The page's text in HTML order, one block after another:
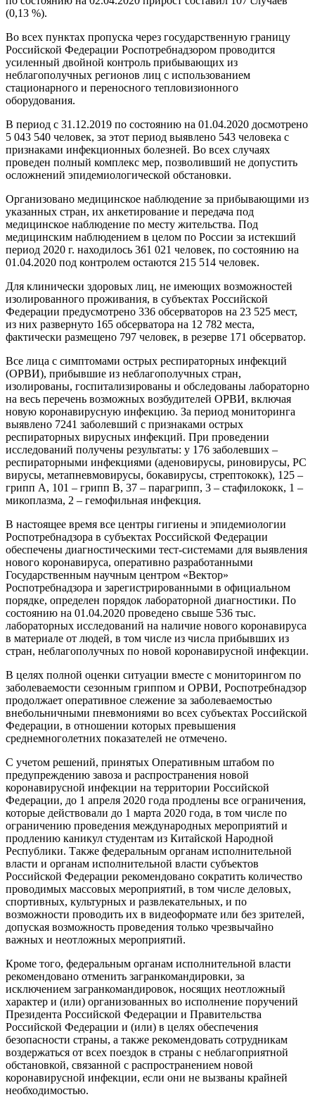
(0,13 %).
Во всех пунктах пропуска через государственную границу
Российской Федерации Роспотребнадзором проводится
усиленный двойной контроль прибывающих из
неблагополучных регионов лиц с использованием
стационарного и переносного тепловизионного
оборудования.
В период с 31.12.2019 по состоянию на 01.04.2020 досмотрено
5 043 540 человек, за этот период выявлено 543 человека с
признаками инфекционных болезней. Во всех случаях
проведен полный комплекс мер, позволивший не допустить
осложнений эпидемиологической обстановки.
Организовано медицинское наблюдение за прибывающими из
указанных стран, их анкетирование и передача под
медицинское наблюдение по месту жительства. Под
медицинским наблюдением в целом по России за истекший
период 2020 г. находилось 361 021 человек, по состоянию на
01.04.2020 под контролем остаются 215 514 человек.
Для клинически здоровых лиц, не имеющих возможностей
изолированного проживания, в субъектах Российской
Федерации предусмотрено 336 обсерваторов на 23 525 мест,
из них развернуто 165 обсерватора на 12 782 места,
фактически размещено 797 человек, в резерве 171 обсерватор.
Все лица с симптомами острых респираторных инфекций
(ОРВИ), прибывшие из неблагополучных стран,
изолированы, госпитализированы и обследованы лабораторно
на весь перечень возможных возбудителей ОРВИ, включая
новую коронавирусную инфекцию. За период мониторинга
выявлено 7241 заболевший с признаками острых
респираторных вирусных инфекций. При проведении
исследований получены результаты: у 176 заболевших –
респираторными инфекциями (аденовирусы, риновирусы, РС
вирусы, метапневмовирусы, бокавирусы, стрептококк), 125 –
грипп А, 101 – грипп В, 37 – парагрипп, 3 – стафилококк, 1 –
микоплазма, 2 – гемофильная инфекция.
В настоящее время все центры гигиены и эпидемиологии
Роспотребнадзора в субъектах Российской Федерации
обеспечены диагностическими тест-системами для выявления
нового коронавируса, оперативно разработанными
Государственным научным центром «Вектор»
Роспотребнадзора и зарегистрированными в официальном
порядке, определен порядок лабораторной диагностики. По
состоянию на 01.04.2020 проведено свыше 536 тыс.
лабораторных исследований на наличие нового коронавируса
в материале от людей, в том числе из числа прибывших из
стран, неблагополучных по новой коронавирусной инфекции.
В целях полной оценки ситуации вместе с мониторингом по
заболеваемости сезонным гриппом и ОРВИ, Роспотребнадзор
продолжает оперативное слежение за заболеваемостью
внебольничными пневмониями во всех субъектах Российской
Федерации, в отношении которых превышения
среднемноголетних показателей не отмечено.
С учетом решений, принятых Оперативным штабом по
предупреждению завоза и распространения новой
коронавирусной инфекции на территории Российской
Федерации, до 1 апреля 2020 года продлены все ограничения,
которые действовали до 1 марта 2020 года, в том числе по
ограничению проведения международных мероприятий и
продлению каникул студентам из Китайской Народной
Республики. Также федеральным органам исполнительной
власти и органам исполнительной власти субъектов
Российской Федерации рекомендовано сократить количество
проводимых массовых мероприятий, в том числе деловых,
спортивных, культурных и развлекательных, и по
возможности проводить их в видеоформате или без зрителей,
допуская возможность проведения только чрезвычайно
важных и неотложных мероприятий.
Кроме того, федеральным органам исполнительной власти
рекомендовано отменить загранкомандировки, за
исключением загранкомандировок, носящих неотложный
характер и (или) организованных во исполнение поручений
Президента Российской Федерации и Правительства
Российской Федерации и (или) в целях обеспечения
безопасности страны, а также рекомендовать сотрудникам
воздержаться от всех поездок в страны с неблагоприятной
обстановкой, связанной с распространением новой
коронавирусной инфекции, если они не вызваны крайней
необходимостью.